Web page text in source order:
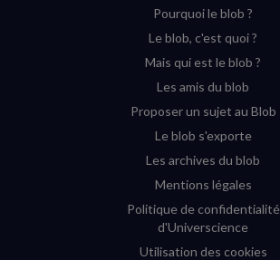
Instagram
(nouvelle
Facebook
(nouvelle
Pourquoi le blob ?
Le blob, c'est quoi ?
Mais qui est le blob ?
Les amis du blob
Proposer un sujet au Blob
Le blob s'exporte
Les archives du blob
Mentions légales
Politique de confidentialité
d'Universcience
Utilisation des cookies